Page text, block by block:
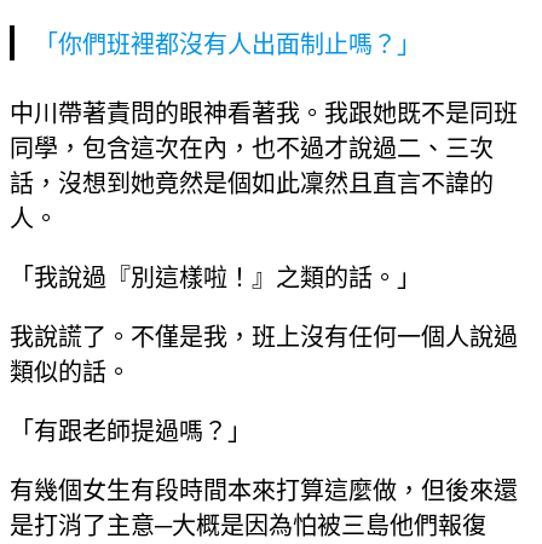
「你們班裡都沒有人出面制止嗎？」
中川帶著責問的眼神看著我。我跟她既不是同班
同學，包含這次在內，也不過才說過二、三次
話，沒想到她竟然是個如此凜然且直言不諱的
人。
「我說過『別這樣啦！』之類的話。」
我說謊了。不僅是我，班上沒有任何一個人說過
類似的話。
「有跟老師提過嗎？」
有幾個女生有段時間本來打算這麼做，但後來還
是打消了主意─大概是因為怕被三島他們報復